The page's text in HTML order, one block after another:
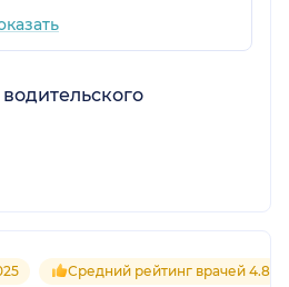
Средний рейтинг врачей 4.8